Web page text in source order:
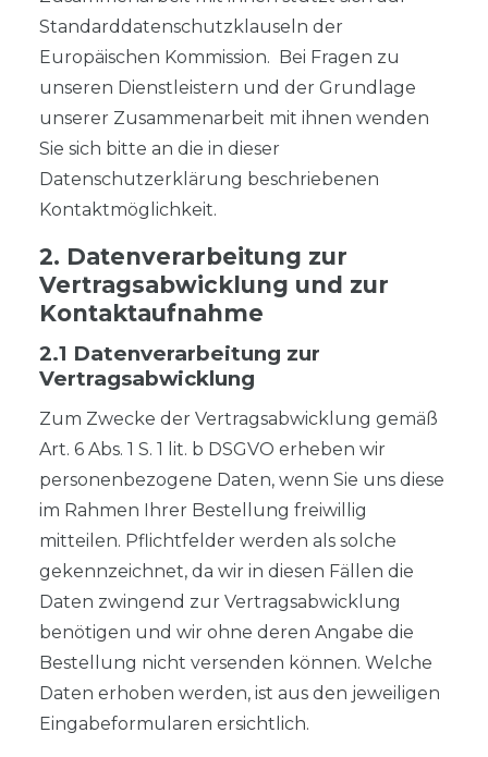
Standarddatenschutzklauseln der
Europäischen Kommission. Bei Fragen zu
unseren Dienstleistern und der Grundlage
unserer Zusammenarbeit mit ihnen wenden
Sie sich bitte an die in dieser
Datenschutzerklärung beschriebenen
Kontaktmöglichkeit.
2. Datenverarbeitung zur
Vertragsabwicklung und zur
Kontaktaufnahme
2.1 Datenverarbeitung zur
Vertragsabwicklung
Zum Zwecke der Vertragsabwicklung gemäß
Art. 6 Abs. 1 S. 1 lit. b DSGVO erheben wir
personenbezogene Daten, wenn Sie uns diese
im Rahmen Ihrer Bestellung freiwillig
mitteilen. Pflichtfelder werden als solche
gekennzeichnet, da wir in diesen Fällen die
Daten zwingend zur Vertragsabwicklung
benötigen und wir ohne deren Angabe die
Bestellung nicht versenden können. Welche
Daten erhoben werden, ist aus den jeweiligen
Eingabeformularen ersichtlich.